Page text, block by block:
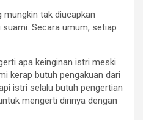
mungkin tak diucapkan
Secara umum, setiap
apa keinginan istri meski
kerap butuh pengakuan dari
istri selalu butuh pengertian
mengerti dirinya dengan